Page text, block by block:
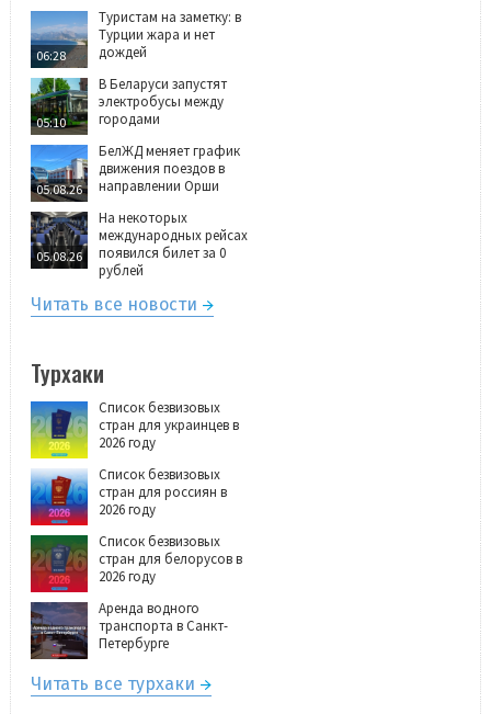
06:28
Туристам на заметку: в
Турции жара и нет
дождей
05:10
В Беларуси запустят
электробусы между
городами
05.08.26
БелЖД меняет график
движения поездов в
направлении Орши
05.08.26
На некоторых
международных рейсах
появился билет за 0
рублей
Читать все новости
Турхаки
Список безвизовых
стран для украинцев в
2026 году
Список безвизовых
стран для россиян в
2026 году
Список безвизовых
стран для белорусов в
2026 году
Аренда водного
транспорта в Санкт-
Петербурге
Читать все турхаки